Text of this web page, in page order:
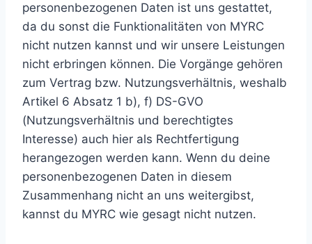
personenbezogenen Daten ist uns gestattet,
da du sonst die Funktionalitäten von MYRC
nicht nutzen kannst und wir unsere Leistungen
nicht erbringen können. Die Vorgänge gehören
zum Vertrag bzw. Nutzungsverhältnis, weshalb
Artikel 6 Absatz 1 b), f) DS-GVO
(Nutzungsverhältnis und berechtigtes
Interesse) auch hier als Rechtfertigung
herangezogen werden kann. Wenn du deine
personenbezogenen Daten in diesem
Zusammenhang nicht an uns weitergibst,
kannst du MYRC wie gesagt nicht nutzen.